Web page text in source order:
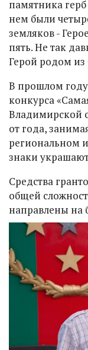
памятника
нем были
земляков -
пять. Не так
Герой родом
В прошлом году
конкурса
Владимирской
от года,
региональном
знаки
Средства
общей
направлены на